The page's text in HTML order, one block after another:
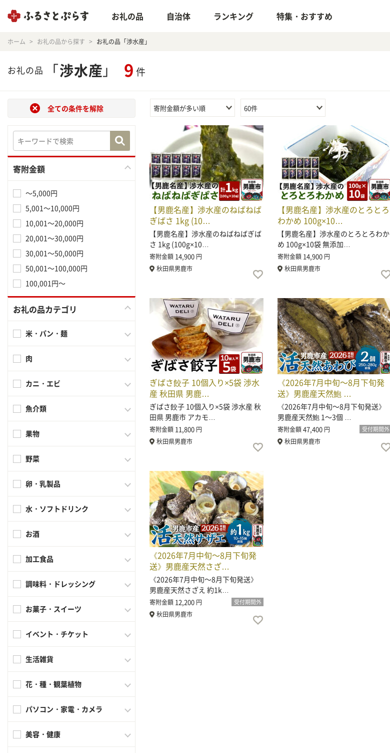
お礼の品 自治体 ランキング 特集・おすすめ
ホーム お礼の品から探す お礼の品「渉水産」
お礼の品「渉水産」 9 件
全ての条件を解除
寄附金額
～5,000円
5,001～10,000円
10,001～20,000円
20,001～30,000円
30,001～50,000円
50,001～100,000円
100,001円～
お礼の品カテゴリ
米・パン・麺
肉
カニ・エビ
魚介類
果物
野菜
卵・乳製品
水・ソフトドリンク
お酒
加工食品
調味料・ドレッシング
お菓子・スイーツ
イベント・チケット
生活雑貨
花・種・観葉植物
パソコン・家電・カメラ
美容・健康
寄附金額が多い順 60件
【男鹿名産】渉水産のねばねば
ぎばさ 1kg (10…
【男鹿名産】渉水産のねばねばぎば
さ 1kg (100g×10…
寄附金額 14,900 円
秋田県男鹿市
【男鹿名産】渉水産のとろとろ
わかめ 100g×10…
【男鹿名産】渉水産のとろとろわか
め 100g×10袋 無添加…
寄附金額 14,900 円
秋田県男鹿市
ぎばさ餃子 10個入り×5袋 渉水
産 秋田県 男鹿…
ぎばさ餃子 10個入り×5袋 渉水産 秋
田県 男鹿市 アカモ…
寄附金額 11,800 円
秋田県男鹿市
《2026年7月中旬〜8月下旬発
送》男鹿産天然鮑 …
《2026年7月中旬〜8月下旬発送》
男鹿産天然鮑 1〜3個 …
寄附金額47,400 円 受付期間外
秋田県男鹿市
《2026年7月中旬〜8月下旬発
送》男鹿産天然さざ…
《2026年7月中旬〜8月下旬発送》
男鹿産天然さざえ 約1k…
寄附金額 12,200 円 受付期間外
秋田県男鹿市